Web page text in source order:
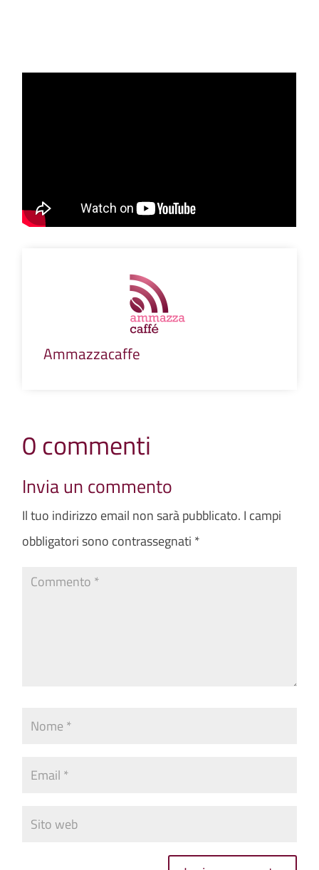
Ammazzacaffe
0 commenti
Invia un commento
Il tuo indirizzo email non sarà pubblicato. I campi
obbligatori sono contrassegnati *